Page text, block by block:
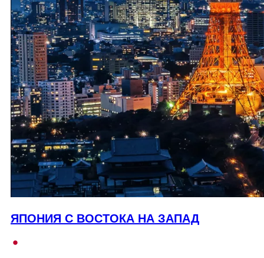
ЯПОНИЯ С ВОСТОКА НА ЗАПАД